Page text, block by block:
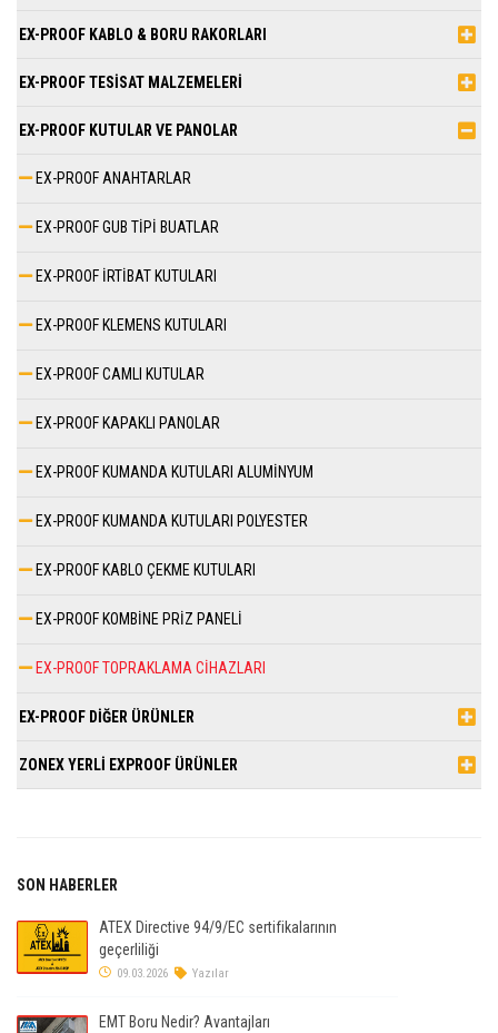
EX-PROOF KABLO & BORU RAKORLARI
EX-PROOF TESİSAT MALZEMELERİ
EX-PROOF KUTULAR VE PANOLAR
EX-PROOF ANAHTARLAR
EX-PROOF GUB TİPİ BUATLAR
EX-PROOF İRTİBAT KUTULARI
EX-PROOF KLEMENS KUTULARI
EX-PROOF CAMLI KUTULAR
EX-PROOF KAPAKLI PANOLAR
EX-PROOF KUMANDA KUTULARI ALUMİNYUM
EX-PROOF KUMANDA KUTULARI POLYESTER
EX-PROOF KABLO ÇEKME KUTULARI
EX-PROOF KOMBİNE PRİZ PANELİ
EX-PROOF TOPRAKLAMA CİHAZLARI
EX-PROOF DİĞER ÜRÜNLER
ZONEX YERLİ EXPROOF ÜRÜNLER
SON HABERLER
ATEX Directive 94/9/EC sertifikalarının
geçerliliği
09.03.2026 Yazılar
EMT Boru Nedir? Avantajları